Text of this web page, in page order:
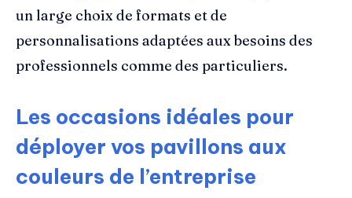
un large choix de formats et de
personnalisations adaptées aux besoins des
professionnels comme des particuliers.
Les occasions idéales pour
déployer vos pavillons aux
couleurs de l’entreprise